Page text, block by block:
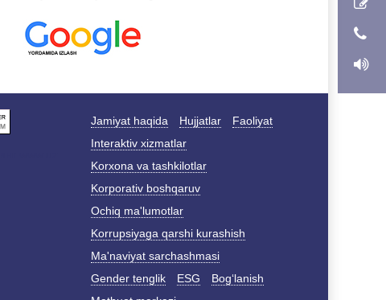
Jamiyat haqida Hujjatlar
Faoliyat
Interaktiv xizmatlar
Korxona va tashkilotlar
Korporativ boshqaruv
Ochiq ma'lumotlar
Korrupsiyaga qarshi kurashish
Ma'naviyat sarchashmasi
Gender tenglik
ESG
Bog‘lanish